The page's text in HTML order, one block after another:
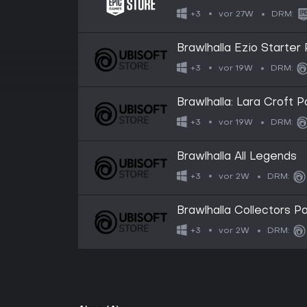
+3 vor 27W DRM:
Brawlhalla Ezio Starter
+3 vor 19W DRM:
Brawlhalla: Lara Croft
+3 vor 19W DRM:
Brawlhalla All Legends
+3 vor 2W DRM:
Brawlhalla Collectors
+3 vor 2W DRM: